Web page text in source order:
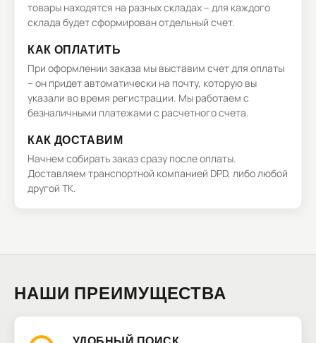
товары находятся на разных складах – для каждого
склада будет сформирован отдельный счет.
КАК ОПЛАТИТЬ
При оформлении заказа мы выставим счет для оплаты
– он придет автоматически на почту, которую вы
указали во время регистрации. Мы работаем с
безналичными платежами с расчетного счета.
КАК ДОСТАВИМ
Начнем собирать заказ сразу после оплаты.
Доставляем транспортной компанией DPD, либо любой
другой ТК.
НАШИ ПРЕИМУЩЕСТВА